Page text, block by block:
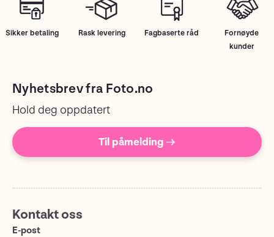
Sikker betaling Rask levering Fagbaserte råd
Fornøyde
kunder
Nyhetsbrev fra Foto.no
Hold deg oppdatert
Til påmelding →
Kontakt oss
E-post